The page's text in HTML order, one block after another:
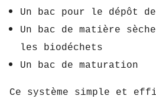
Un bac pour le dépôt
Un bac de matière
les biodéchets
Un bac de maturation
Ce système simple et